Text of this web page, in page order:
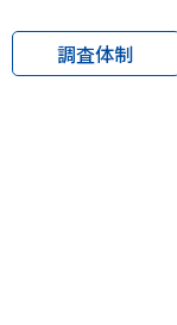
調査体制